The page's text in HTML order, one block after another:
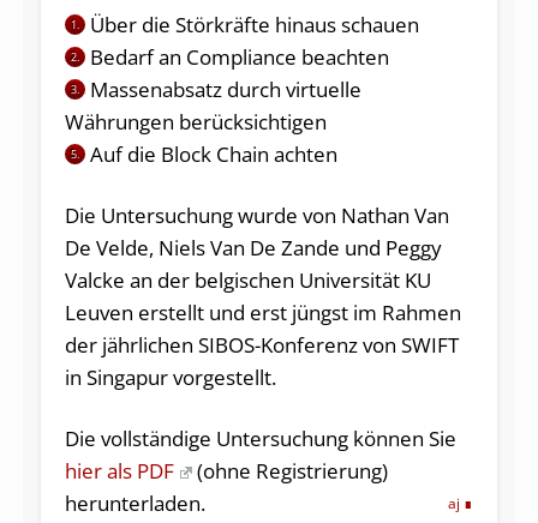
1. Über die Störkräfte hinaus schauen
2. Bedarf an Compliance beachten
3.
Massenabsatz durch virtuelle
Währungen berücksichtigen
5. Auf die Block Chain achten
Die Untersuchung wurde von Nathan Van
De Velde, Niels Van De Zande und Peggy
Valcke an der belgischen Universität KU
Leuven erstellt und erst jüngst im Rahmen
der jährlichen SIBOS-Konferenz von SWIFT
in Singapur vorgestellt.
Die vollständige Untersuchung können Sie
hier als PDF
(ohne Registrierung)
herunterladen.
aj